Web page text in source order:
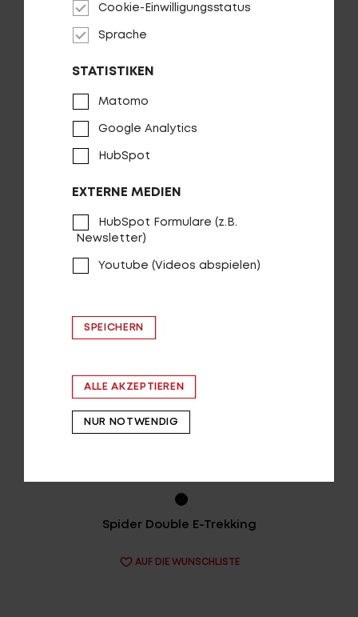
Gepäckträger CENTURION E-Trekking
AUF DIE WUNSCHLISTE
Spider Double E-Trekking
AUF DIE WUNSCHLISTE
Cookie-Einwilligungsstatus
Sprache
STATISTIKEN
Matomo
Google Analytics
HubSpot
EXTERNE MEDIEN
HubSpot Formulare (z.B.
Newsletter)
Youtube (Videos abspielen)
SPEICHERN
ALLE AKZEPTIEREN
NUR NOTWENDIG